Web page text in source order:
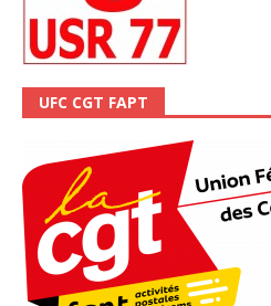
UFC CGT FAPT